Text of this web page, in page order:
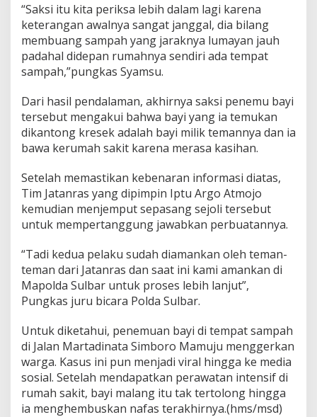
“Saksi itu kita periksa lebih dalam lagi karena
keterangan awalnya sangat janggal, dia bilang
membuang sampah yang jaraknya lumayan jauh
padahal didepan rumahnya sendiri ada tempat
sampah,”pungkas Syamsu.
Dari hasil pendalaman, akhirnya saksi penemu bayi
tersebut mengakui bahwa bayi yang ia temukan
dikantong kresek adalah bayi milik temannya dan ia
bawa kerumah sakit karena merasa kasihan.
Setelah memastikan kebenaran informasi diatas,
Tim Jatanras yang dipimpin Iptu Argo Atmojo
kemudian menjemput sepasang sejoli tersebut
untuk mempertanggung jawabkan perbuatannya.
“Tadi kedua pelaku sudah diamankan oleh teman-
teman dari Jatanras dan saat ini kami amankan di
Mapolda Sulbar untuk proses lebih lanjut”,
Pungkas juru bicara Polda Sulbar.
Untuk diketahui, penemuan bayi di tempat sampah
di Jalan Martadinata Simboro Mamuju menggerkan
warga. Kasus ini pun menjadi viral hingga ke media
sosial. Setelah mendapatkan perawatan intensif di
rumah sakit, bayi malang itu tak tertolong hingga
ia menghembuskan nafas terakhirnya.(hms/msd)